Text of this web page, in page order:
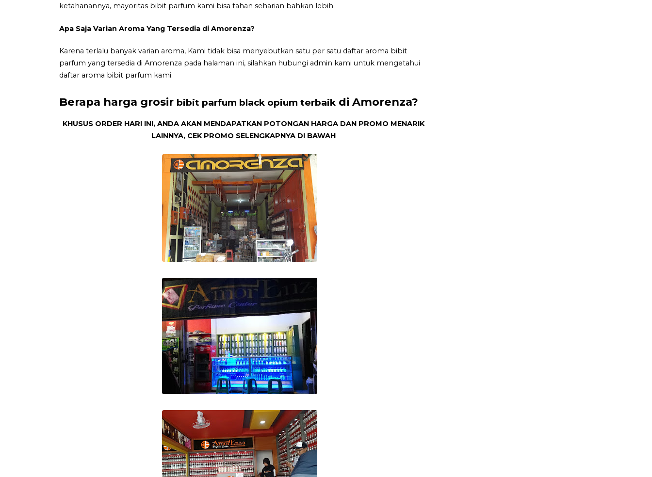
ketahanannya, mayoritas bibit parfum kami bisa tahan seharian bahkan lebih.
Apa Saja Varian Aroma Yang Tersedia di Amorenza?
Karena terlalu banyak varian aroma, Kami tidak bisa menyebutkan satu per satu daftar aroma bibit
parfum yang tersedia di Amorenza pada halaman ini, silahkan hubungi admin kami untuk mengetahui
daftar aroma bibit parfum kami.
Berapa harga grosir bibit parfum black opium terbaik di Amorenza?
KHUSUS ORDER HARI INI, ANDA AKAN MENDAPATKAN POTONGAN HARGA DAN PROMO MENARIK
LAINNYA, CEK PROMO SELENGKAPNYA DI BAWAH